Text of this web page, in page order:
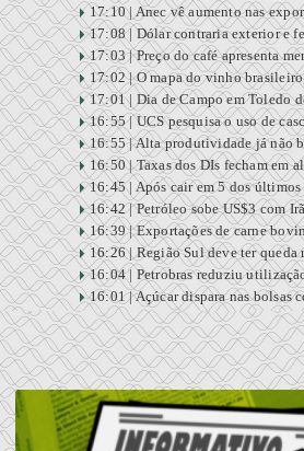
17:10 | Anec vê aumento nas
17:08 |Dólar contraria exterior e
17:03 |Preço do café apresenta
17:02 |O mapa do vinho
17:01 | Dia de Campo em Toledo
16:55 |UCS pesquisa o uso de
16:55 |Alta produtividade já não
16:50 |Taxas dos DIs fecham em
16:45 | Após cair em 5 dos
16:42 |Petróleo sobe US$3 com
16:39 |Exportações de carne
16:26 |Região Sul deve ter queda
16:04 |Petrobras reduziu
16:01 |Açúcar dispara nas bolsas